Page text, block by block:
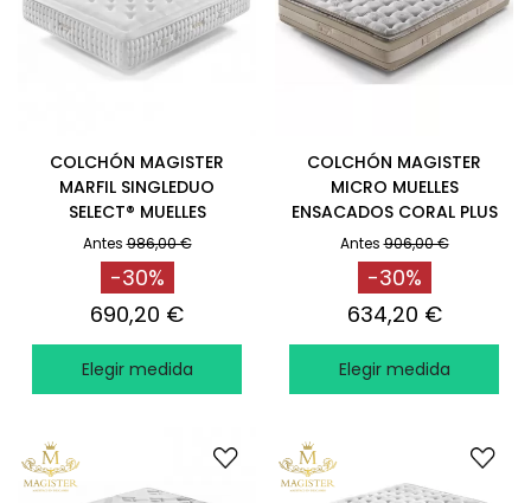
COLCHÓN MAGISTER
MARFIL SINGLEDUO
SELECT® MUELLES
ENSACADOS
Antes 986,00 €
-30%
690,20 €
Elegir medida
COLCHÓN MAGISTER
MICRO MUELLES
ENSACADOS CORAL PLUS
Antes 906,00 €
-30%
634,20 €
Elegir medida